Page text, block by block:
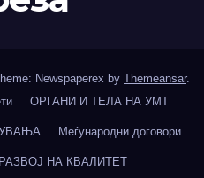
Newspaperex by Themeansar.
ОРГАНИ И ТЕЛА НА УМТ
Меѓународни договори
НА КВАЛИТЕТ